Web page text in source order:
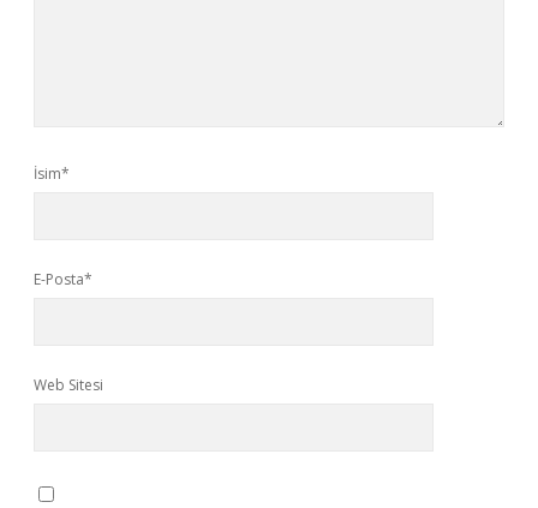
İsim*
E-Posta*
Web Sitesi